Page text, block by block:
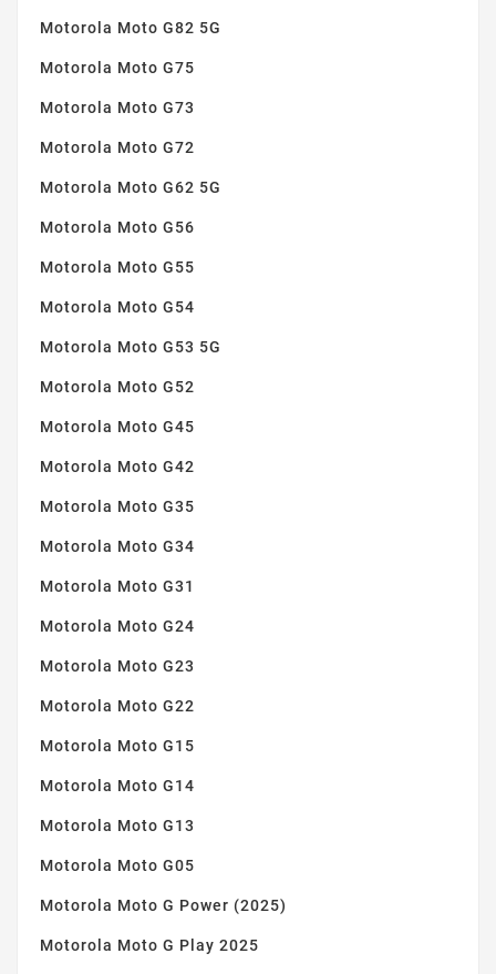
Motorola Moto G82 5G
Motorola Moto G75
Motorola Moto G73
Motorola Moto G72
Motorola Moto G62 5G
Motorola Moto G56
Motorola Moto G55
Motorola Moto G54
Motorola Moto G53 5G
Motorola Moto G52
Motorola Moto G45
Motorola Moto G42
Motorola Moto G35
Motorola Moto G34
Motorola Moto G31
Motorola Moto G24
Motorola Moto G23
Motorola Moto G22
Motorola Moto G15
Motorola Moto G14
Motorola Moto G13
Motorola Moto G05
Motorola Moto G Power (2025)
Motorola Moto G Play 2025